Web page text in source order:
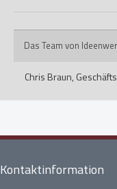
Das Team von
Chris Braun,
Kontaktinformation